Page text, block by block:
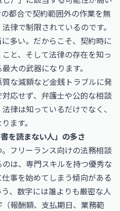
都合で契約範囲外の作業を無
律で制限されているのです。
多い。だからこそ、契約時に
と、そして法律の存在を知っ
大の武器になります。
な減額など金銭トラブルに発
応せず、弁護士や公的な相談
律は知っているだけでなく、
ます。
を読まない人」の多さ
フリーランス向けの法務相談
は、専門スキルを持つ優秀な
事を始めてしまう傾向がある
、数字には誰よりも厳密な人
報酬額、支払期日、業務範